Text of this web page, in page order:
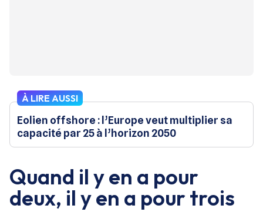
À LIRE AUSSI
Eolien offshore : l’Europe veut multiplier sa
capacité par 25 à l’horizon 2050
Quand il y en a pour
deux, il y en a pour trois